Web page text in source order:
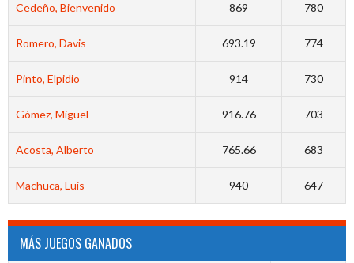
Cedeño, Bienvenido 869 780
Romero, Davis 693.19 774
Pinto, Elpidio 914 730
Gómez, Miguel 916.76 703
Acosta, Alberto 765.66 683
Machuca, Luis 940 647
MÁS JUEGOS GANADOS